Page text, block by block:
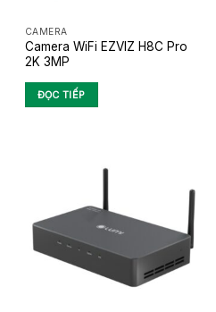
CAMERA
Camera WiFi EZVIZ H8C Pro
2K 3MP
ĐỌC TIẾP